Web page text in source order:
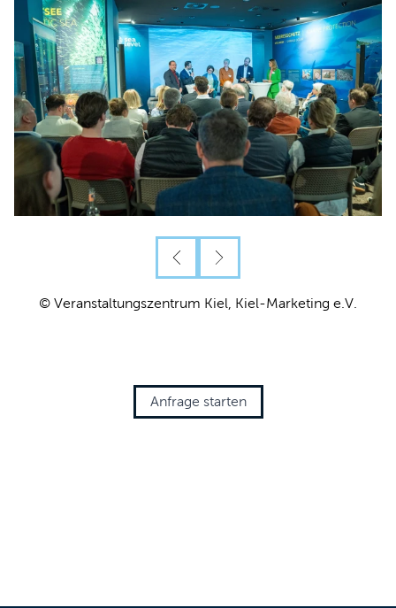
© Veranstaltungszentrum Kiel, Kiel-Marketing e.V.
Anfrage starten